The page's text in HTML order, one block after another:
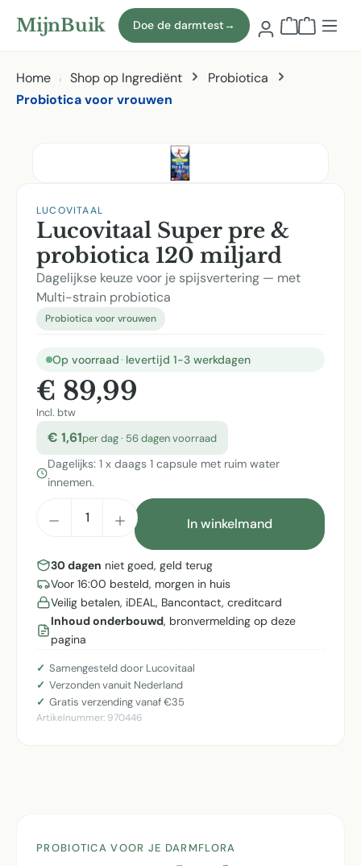
Naar hoofdinhoud
MijnBuik Doe de darmtest→
Home Shop op Ingrediënt
Probiotica
Probiotica voor vrouwen
LUCOVITAAL
Lucovitaal Super pre &
probiotica 120 miljard
Dagelijkse keuze voor je spijsvertering — met
Multi-strain probiotica
Probiotica voor vrouwen
Op voorraad · levertijd 1-3 werkdagen
€ 89,99
Incl. btw
€ 1,61per dag · 56 dagen voorraad
Dagelijks: 1 x daags 1 capsule met ruim water
innemen.
Producthoeveelheid: Voer de
In winkelmand
30 dagen niet goed, geld terug
Voor 16:00 besteld, morgen in huis
Veilig betalen, iDEAL, Bancontact, creditcard
Inhoud onderbouwd, bronvermelding op deze
pagina
Samengesteld door Lucovitaal
Verzonden vanuit Nederland
Gratis verzending vanaf €35
Artikelnummer: 970446
PROBIOTICA VOOR JE DARMFLORA